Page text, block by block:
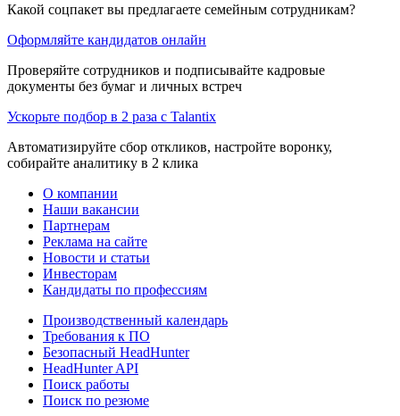
Какой соцпакет вы предлагаете семейным сотрудникам?
Оформляйте кандидатов онлайн
Проверяйте сотрудников и подписывайте кадровые
документы без бумаг и личных встреч
Ускорьте подбор в 2 раза с Talantix
Автоматизируйте сбор откликов, настройте воронку,
собирайте аналитику в 2 клика
О компании
Наши вакансии
Партнерам
Реклама на сайте
Новости и статьи
Инвесторам
Кандидаты по профессиям
Производственный календарь
Требования к ПО
Безопасный HeadHunter
HeadHunter API
Поиск работы
Поиск по резюме